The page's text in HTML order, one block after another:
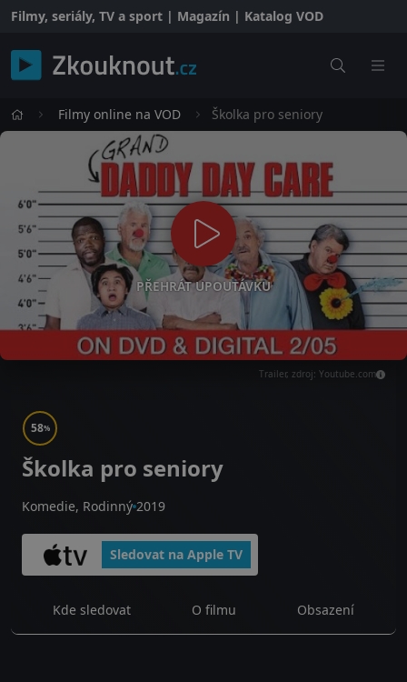
Filmy, seriály, TV a sport | Magazín | Katalog VOD
Filmy online na VOD Školka pro seniory
PŘEHRÁT UPOUTÁVKU
Trailer, zdroj: Youtube.com
58%
Školka pro seniory
Komedie, Rodinný 2019
Sledovat na Apple TV
Kde sledovat O filmu Obsazení